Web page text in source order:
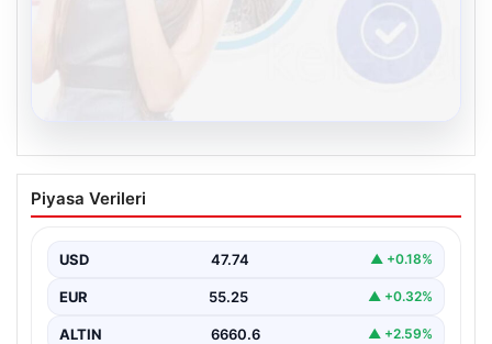
Kelebek.Org İle Sanal İletişimin Seviyeli
Adresi Ve Muhabbet Deneyimi
oluşturması kritik bir hassasiyet taşımaktadır. Halen
çeşitli…
Piyasa Verileri
USD 47.74 ▲ +0.18%
EUR 55.25 ▲ +0.32%
ALTIN 6660.6 ▲ +2.59%